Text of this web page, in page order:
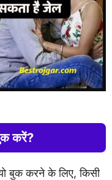
करें?
बुक करने के लिए, किसी